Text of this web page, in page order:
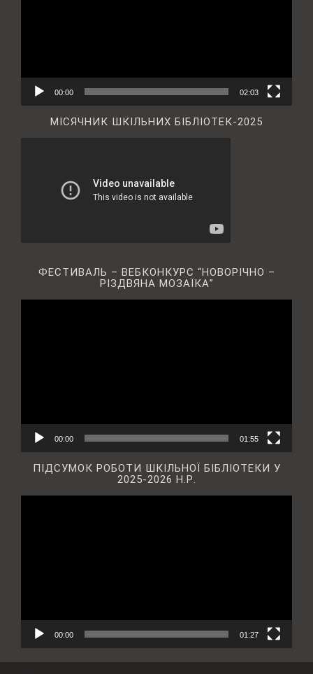
00:00 02:03
МІСЯЧНИК ШКІЛЬНИХ БІБЛІОТЕК-2025
ФЕСТИВАЛЬ – ВЕБКОНКУРС “НОВОРІЧНО –
РІЗДВЯНА МОЗАЇКА”
00:00 01:55
ПІДСУМОК РОБОТИ ШКІЛЬНОЇ БІБЛІОТЕКИ У
2025-2026 Н.Р.
00:00 01:27